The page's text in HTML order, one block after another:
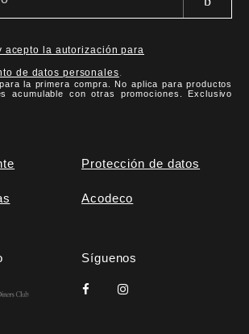
acepto la autorización para
de datos personales.
la primera compra. No aplica para productos
acumulable con otras promociones. Exclusivo
Protección de datos
Acodeco
Síguenos